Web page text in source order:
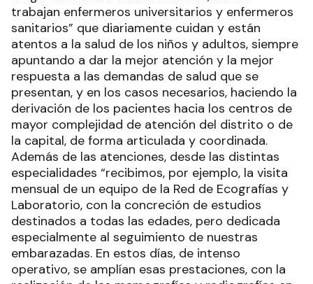
trabajan enfermeros universitarios y enfermeros
sanitarios” que diariamente cuidan y están
atentos a la salud de los niños y adultos, siempre
apuntando a dar la mejor atención y la mejor
respuesta a las demandas de salud que se
presentan, y en los casos necesarios, haciendo la
derivación de los pacientes hacia los centros de
mayor complejidad de atención del distrito o de
la capital, de forma articulada y coordinada.
Además de las atenciones, desde las distintas
especialidades “recibimos, por ejemplo, la visita
mensual de un equipo de la Red de Ecografías y
Laboratorio, con la concreción de estudios
destinados a todas las edades, pero dedicada
especialmente al seguimiento de nuestras
embarazadas. En estos días, de intenso
operativo, se amplían esas prestaciones, con la